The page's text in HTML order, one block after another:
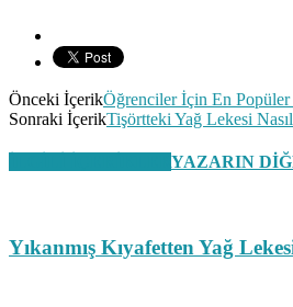
Önceki İçerikÖğrenciler İçin En
Sonraki İçerikTişörtteki Yağ Lekesi
YAZARIN
Yıkanmış Kıyafetten Yağ